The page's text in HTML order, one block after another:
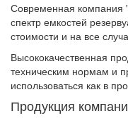
Современная компания
спектр емкостей
стоимости и на все
Высококачественная
техническим нормам и
использоваться как в
Продукция